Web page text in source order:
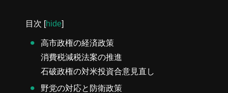
目次 [hide]
高市政権の経済政策
消費税減税法案の推進
石破政権の対米投資合意見直し
野党の対応と防衛政策